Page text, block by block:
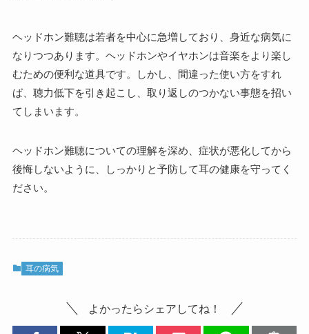
ヘッドホン難聴は若者を中心に急増しており、身近な病気に
なりつつあります。ヘッドホンやイヤホンは音楽をより楽し
むための便利な道具です。しかし、間違った使い方をすれ
ば、聴力低下を引き起こし、取り返しのつかない事態を招い
てしまいます。
ヘッドホン難聴についての理解を深め、症状が悪化してから
後悔しないように、しっかりと予防して耳の健康を守ってく
ださい。
耳の病気
よかったらシェアしてね！